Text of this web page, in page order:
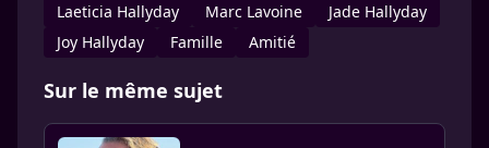
Laeticia Hallyday
Marc Lavoine
Jade Hallyday
Joy Hallyday
Famille Amitié
Sur le même sujet